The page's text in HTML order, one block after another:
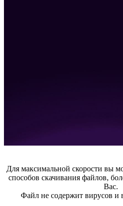
Для максимальной скорости вы
способов скачивания файлов,
Вас.
Файл не содержит вирусов и